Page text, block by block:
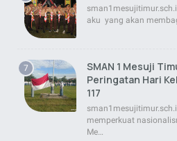
aku yang akan
SMAN 1 Mesuji
Peringatan Hari
117
memperkuat
Me…